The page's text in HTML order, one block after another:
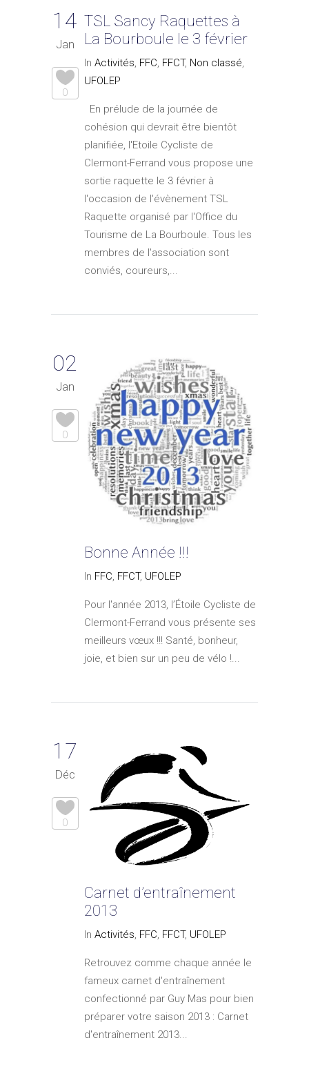
14
Jan
0
TSL Sancy Raquettes à
La Bourboule le 3 février
In Activités, FFC, FFCT, Non classé,
UFOLEP
En prélude de la journée de
cohésion qui devrait être bientôt
planifiée, l'Etoile Cycliste de
Clermont-Ferrand vous propose une
sortie raquette le 3 février à
l'occasion de l'évènement TSL
Raquette organisé par l'Office du
Tourisme de La Bourboule. Tous les
membres de l'association sont
conviés, coureurs,...
02
Jan
0
Bonne Année !!!
In FFC, FFCT, UFOLEP
Pour l'année 2013, l’Étoile Cycliste de
Clermont-Ferrand vous présente ses
meilleurs vœux !!! Santé, bonheur,
joie, et bien sur un peu de vélo !...
17
Déc
0
Carnet d’entraînement
2013
In Activités, FFC, FFCT, UFOLEP
Retrouvez comme chaque année le
fameux carnet d'entraînement
confectionné par Guy Mas pour bien
préparer votre saison 2013 : Carnet
d'entraînement 2013...